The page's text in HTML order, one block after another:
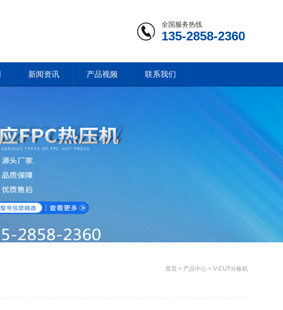
全国服务热线
135-2858-2360
新闻资讯 产品视频 联系我们
首页 > 产品中心 > V-CUT分板机